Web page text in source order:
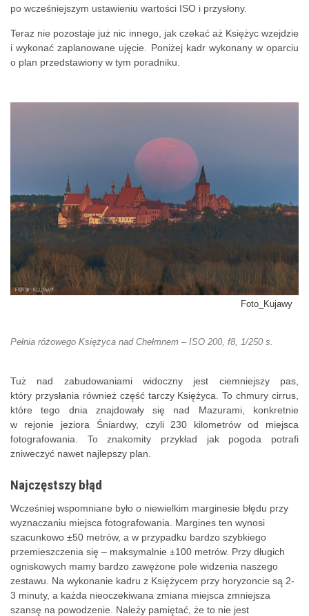
po wcześniejszym ustawieniu wartości ISO i przysłony.
Teraz nie pozostaje już nic innego, jak czekać aż Księżyc wzejdzie
i wykonać zaplanowane ujęcie. Poniżej kadr wykonany w oparciu
o plan przedstawiony w tym poradniku.
Foto_Kujawy
Pełnia różowego Księżyca nad Chełmnem – ISO 200, f8, 1/250 s.
Tuż nad zabudowaniami widoczny jest ciemniejszy pas,
który przysłania również część tarczy Księżyca. To chmury cirrus,
które tego dnia znajdowały się nad Mazurami, konkretnie
w rejonie jeziora Śniardwy, czyli 230 kilometrów od miejsca
fotografowania. To znakomity przykład jak pogoda potrafi
zniweczyć nawet najlepszy plan.
Najczęstszy błąd
Wcześniej wspomniane było o niewielkim marginesie błędu przy
wyznaczaniu miejsca fotografowania. Margines ten wynosi
szacunkowo ±50 metrów, a w przypadku bardzo szybkiego
przemieszczenia się – maksymalnie ±100 metrów. Przy długich
ogniskowych mamy bardzo zawężone pole widzenia naszego
zestawu. Na wykonanie kadru z Księżycem przy horyzoncie są 2-
3 minuty, a każda nieoczekiwana zmiana miejsca zmniejsza
szansę na powodzenie. Należy pamiętać, że to nie jest